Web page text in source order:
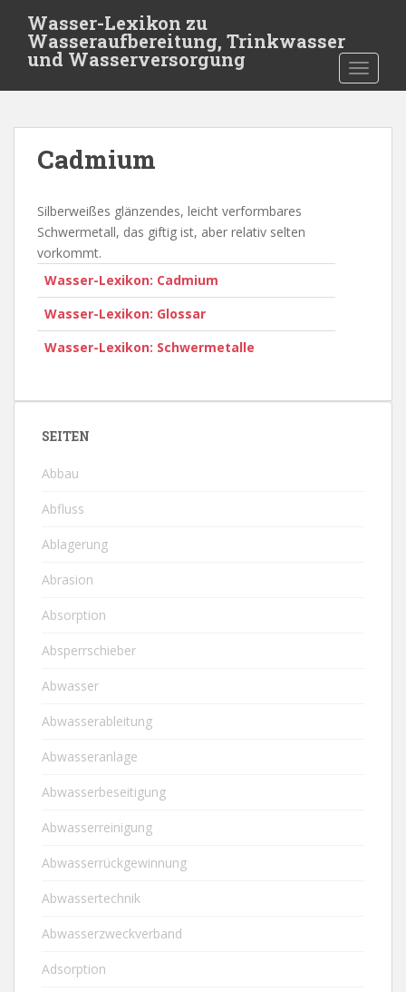
t
Wasser-Lexikon zu
Wasseraufbereitung, Trinkwasser
und Wasserversorgung
Cadmium
Silberweißes glänzendes, leicht verformbares
Schwermetall, das giftig ist, aber relativ selten
vorkommt.
Wasser-Lexikon: Cadmium
Wasser-Lexikon: Glossar
Wasser-Lexikon: Schwermetalle
SEITEN
Abbau
Abfluss
Ablagerung
Abrasion
Absorption
Absperrschieber
Abwasser
Abwasserableitung
Abwasseranlage
Abwasserbeseitigung
Abwasserreinigung
Abwasserrückgewinnung
Abwassertechnik
Abwasserzweckverband
Adsorption